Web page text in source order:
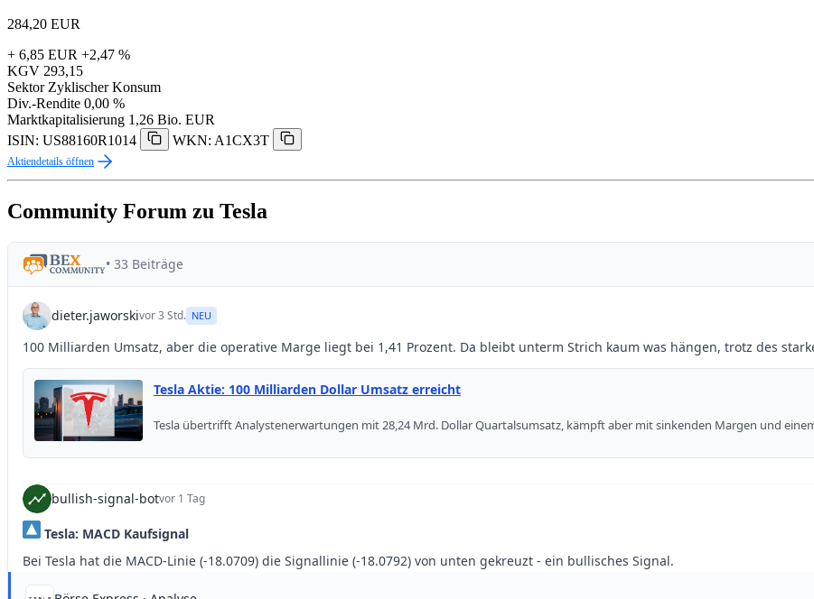
284,20 EUR
+ 6,85 EUR +2,47 %
KGV 293,15
Sektor Zyklischer Konsum
Div.-Rendite 0,00 %
Marktkapitalisierung 1,26 Bio. EUR
ISIN: US88160R1014
WKN: A1CX3T
Aktiendetails öffnen
Community Forum zu Tesla